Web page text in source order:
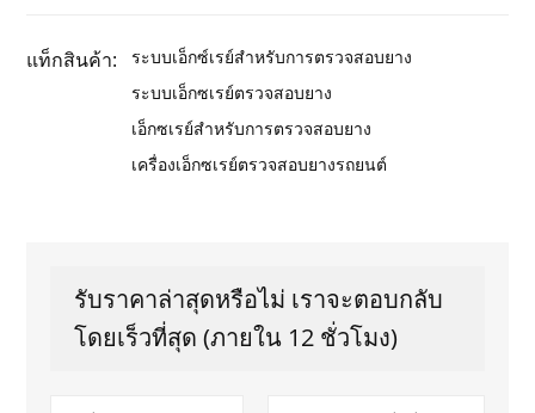
แท็กสินค้า:
ระบบเอ็กซ์เรย์สำหรับการตรวจสอบยาง
ระบบเอ็กซเรย์ตรวจสอบยาง
เอ็กซเรย์สำหรับการตรวจสอบยาง
เครื่องเอ็กซเรย์ตรวจสอบยางรถยนต์
รับราคาล่าสุดหรือไม่ เราจะตอบกลับ
โดยเร็วที่สุด (ภายใน 12 ชั่วโมง)